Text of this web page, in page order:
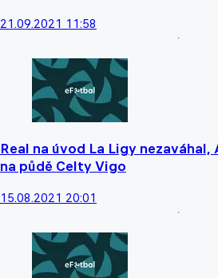
21.09.2021 11:58
Real na úvod La Ligy
na půdě Celty Vigo
15.08.2021 20:01